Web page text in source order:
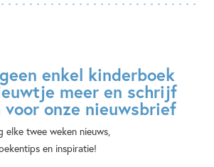
enkel kinderboek
meer en schrijf
voor onze nieuwsbrief
elke twee weken nieuws,
en inspiratie!